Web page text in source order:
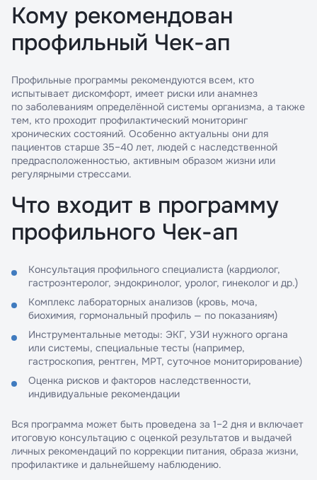
Кому рекомендован
профильный Чек-ап
Профильные программы рекомендуются всем, кто
испытывает дискомфорт, имеет риски или анамнез
по заболеваниям определённой системы организма, а также
тем, кто проходит профилактический мониторинг
хронических состояний. Особенно актуальны они для
пациентов старше 35–40 лет, людей с наследственной
предрасположенностью, активным образом жизни или
регулярными стрессами.
Что входит в программу
профильного Чек-ап
Консультация профильного специалиста (кардиолог,
гастроэнтеролог, эндокринолог, уролог, гинеколог и др.)
Комплекс лабораторных анализов (кровь, моча,
биохимия, гормональный профиль — по показаниям)
Инструментальные методы: ЭКГ, УЗИ нужного органа
или системы, специальные тесты (например,
гастроскопия, рентген, МРТ, суточное мониторирование)
Оценка рисков и факторов наследственности,
индивидуальные рекомендации
Вся программа может быть проведена за 1–2 дня и включает
итоговую консультацию с оценкой результатов и выдачей
личных рекомендаций по коррекции питания, образа жизни,
профилактике и дальнейшему наблюдению.